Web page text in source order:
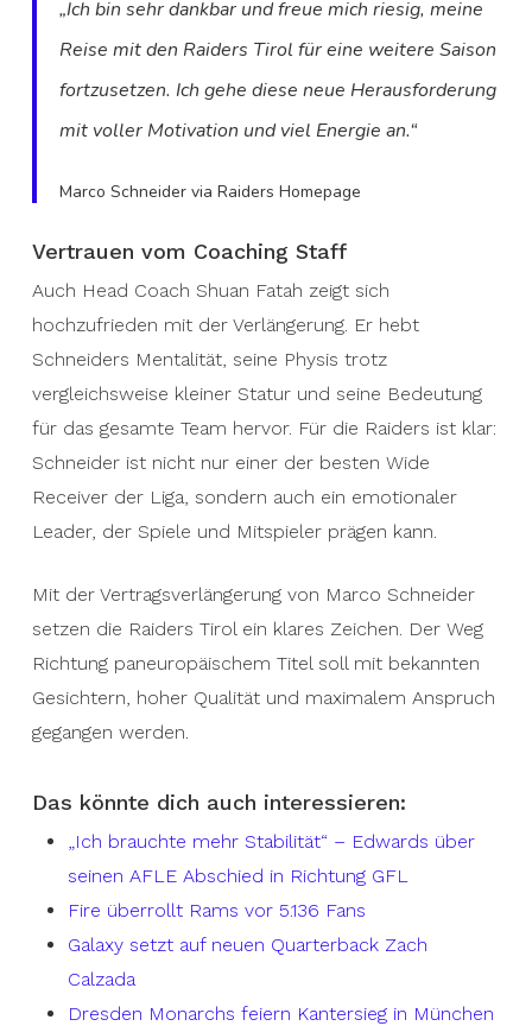
„Ich bin sehr dankbar und freue mich riesig, meine
Reise mit den Raiders Tirol für eine weitere Saison
fortzusetzen. Ich gehe diese neue Herausforderung
mit voller Motivation und viel Energie an.“
Marco Schneider via Raiders Homepage
Vertrauen vom Coaching Staff
Auch Head Coach Shuan Fatah zeigt sich
hochzufrieden mit der Verlängerung. Er hebt
Schneiders Mentalität, seine Physis trotz
vergleichsweise kleiner Statur und seine Bedeutung
für das gesamte Team hervor. Für die Raiders ist klar:
Schneider ist nicht nur einer der besten Wide
Receiver der Liga, sondern auch ein emotionaler
Leader, der Spiele und Mitspieler prägen kann.
Mit der Vertragsverlängerung von Marco Schneider
setzen die Raiders Tirol ein klares Zeichen. Der Weg
Richtung paneuropäischem Titel soll mit bekannten
Gesichtern, hoher Qualität und maximalem Anspruch
gegangen werden.
Das könnte dich auch interessieren:
„Ich brauchte mehr Stabilität“ – Edwards über
seinen AFLE Abschied in Richtung GFL
Fire überrollt Rams vor 5.136 Fans
Galaxy setzt auf neuen Quarterback Zach
Calzada
Dresden Monarchs feiern Kantersieg in München